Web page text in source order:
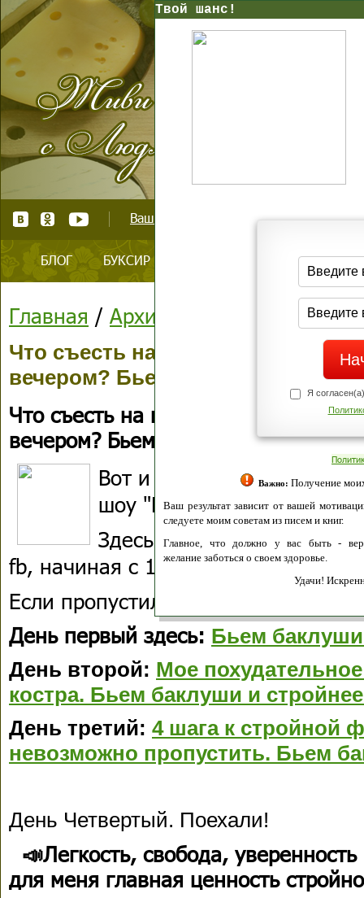
Ваш тренер по стройному образу
БЛОГ БУКСИР
Главная / Архив блога
Что съесть на полдник, чтобы
вечером? Бьем баклуши и
Что съесть на полдник, чтобы не
вечером? Бьем баклуши и
Вот и настал
шоу "Бьем баклуши и
Здесь вы увидите все,
fb, начиная с 10.00
Если пропустили предыдущие дни,
День первый здесь: Бьем
День второй: Мое
костра. Бьем баклуши и
День третий: 4 шага к стройной
невозможно пропустить. Бьем
День Четвертый. Поехали!
📣Легкость, свобода,
для меня главная ценность
Твой шанс!
Я
Важно: Получение
Ваш результат зависит от вашей
следуете моим советам из писем и книг.
Главное, что должно у вас быть -
желание заботься о своем здоровье.
Удачи!